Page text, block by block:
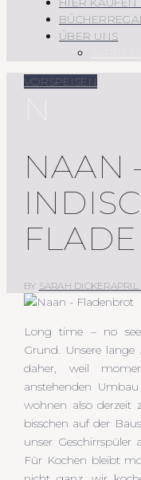
ÜBER UNS
VORSPEISEN
NAAN
BY SARAH DICKERAPRIL
Long time – no
Grund. Unsere
daher, weil
anstehenden
wohnen also derzeit
bisschen auf der
unser Geschirrspüler
Für Kochen bleibt